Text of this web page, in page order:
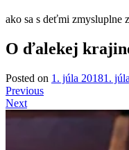
ako sa s deťmi zmysluplne
O ďalekej
Posted on 1. júla 20181.
Previous
Next